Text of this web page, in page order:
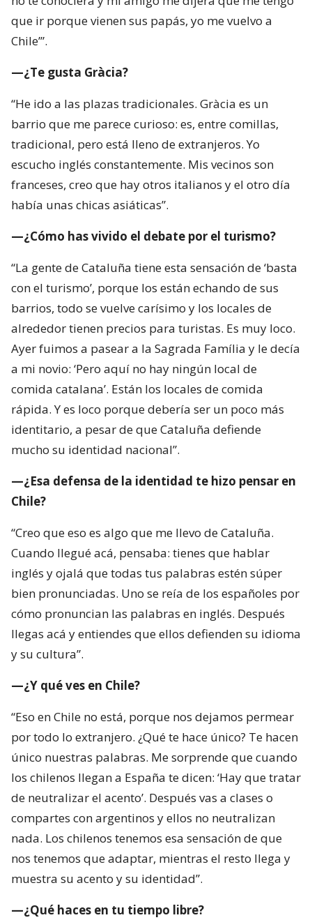
que ir porque vienen sus papás, yo me vuelvo a
Chile’”.
—¿Te gusta Gràcia?
“He ido a las plazas tradicionales. Gràcia es un
barrio que me parece curioso: es, entre comillas,
tradicional, pero está lleno de extranjeros. Yo
escucho inglés constantemente. Mis vecinos son
franceses, creo que hay otros italianos y el otro día
había unas chicas asiáticas”.
—¿Cómo has vivido el debate por el turismo?
“La gente de Cataluña tiene esta sensación de ‘basta
con el turismo’, porque los están echando de sus
barrios, todo se vuelve carísimo y los locales de
alrededor tienen precios para turistas. Es muy loco.
Ayer fuimos a pasear a la Sagrada Família y le decía
a mi novio: ‘Pero aquí no hay ningún local de
comida catalana’. Están los locales de comida
rápida. Y es loco porque debería ser un poco más
identitario, a pesar de que Cataluña defiende
mucho su identidad nacional”.
—¿Esa defensa de la identidad te hizo pensar en
Chile?
“Creo que eso es algo que me llevo de Cataluña.
Cuando llegué acá, pensaba: tienes que hablar
inglés y ojalá que todas tus palabras estén súper
bien pronunciadas. Uno se reía de los españoles por
cómo pronuncian las palabras en inglés. Después
llegas acá y entiendes que ellos defienden su idioma
y su cultura”.
—¿Y qué ves en Chile?
“Eso en Chile no está, porque nos dejamos permear
por todo lo extranjero. ¿Qué te hace único? Te hacen
único nuestras palabras. Me sorprende que cuando
los chilenos llegan a España te dicen: ‘Hay que tratar
de neutralizar el acento’. Después vas a clases o
compartes con argentinos y ellos no neutralizan
nada. Los chilenos tenemos esa sensación de que
nos tenemos que adaptar, mientras el resto llega y
muestra su acento y su identidad”.
—¿Qué haces en tu tiempo libre?